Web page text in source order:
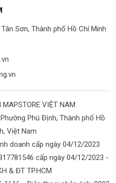
Sơn, Thành phố Hồ Chí Minh
MAPSTORE VIỆT NAM
Phú Định, Thành phố Hồ
Việt Nam
doanh cấp ngày 04/12/2023
cấp ngày 04/12/2023 -
& ĐT TP.HCM